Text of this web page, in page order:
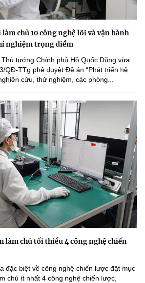
chủ 10 công nghệ lõi và vận hành
nghiệm trọng điểm
tướng Chính phủ Hồ Quốc Dũng vừa
QĐ-TTg phê duyệt Đề án “Phát triển hệ
cứu, thử nghiệm, các phòng...
làm chủ tối thiểu 4 công nghệ chiến
đặc biệt về công nghệ chiến lược đặt mục
chủ ít nhất 4 công nghệ chiến lược,